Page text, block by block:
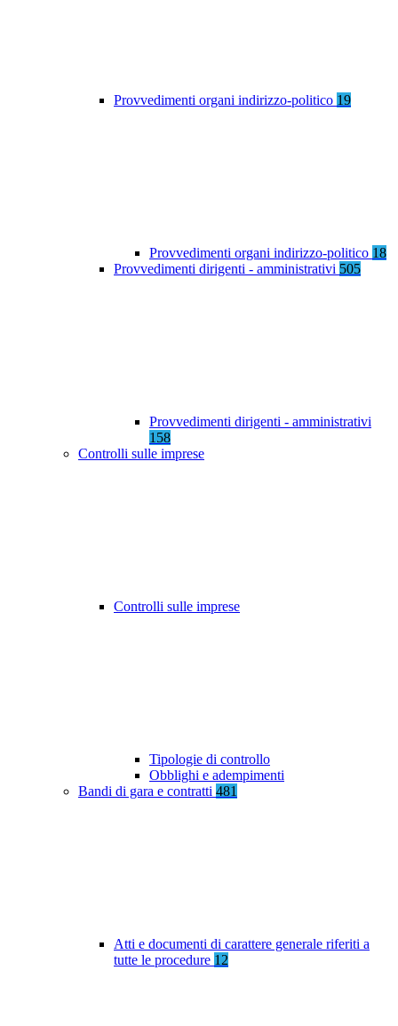
Provvedimenti organi indirizzo-politico 19
Provvedimenti organi indirizzo-politico 18
Provvedimenti dirigenti - amministrativi 505
Provvedimenti dirigenti - amministrativi
158
Controlli sulle imprese
Controlli sulle imprese
Tipologie di controllo
Obblighi e adempimenti
Bandi di gara e contratti 481
Atti e documenti di carattere generale riferiti a
tutte le procedure 12